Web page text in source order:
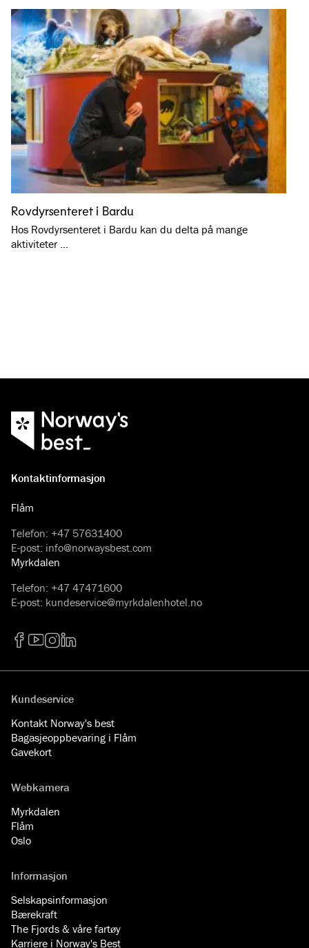
Rovdyrsenteret i Bardu
Hos Rovdyrsenteret i Bardu kan du delta på mange
aktiviteter …
Kontaktinformasjon
Flåm
Telefon: +47 57631400
E-post: info@norwaysbest.com
Myrkdalen
Telefon: +47 47471600
E-post: kundeservice@myrkdalenhotel.no
Kundeservice
Kontakt Norway's best
Bagasjeoppbevaring i Flåm
Gavekort
Webkamera
Myrkdalen
Flåm
Oslo
Informasjon
Selskapsinformasjon
Bærekraft
The Fjords & våre fartøy
Karriere i Norway's Best